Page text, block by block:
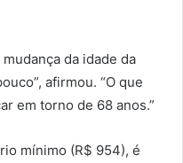
da idade da
afirmou. “O que
em torno de 68 anos.”
mínimo (R$ 954), é